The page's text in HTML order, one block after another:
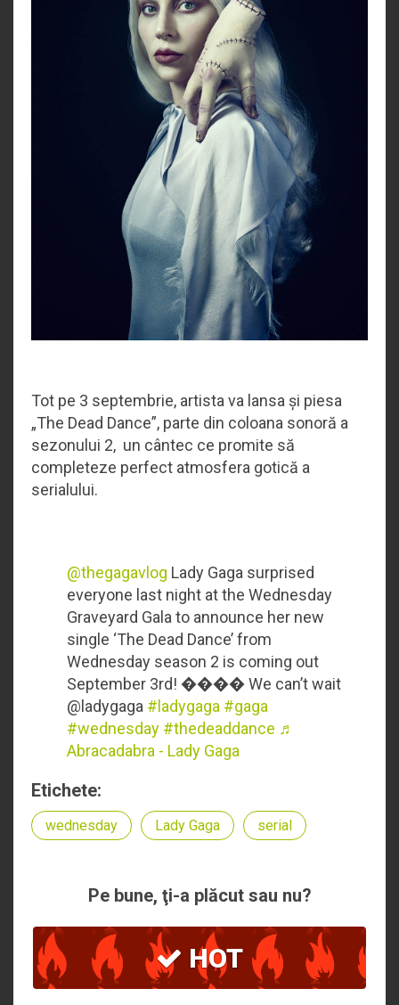
Tot pe 3 septembrie, artista va lansa și piesa
„The Dead Dance”, parte din coloana sonoră a
sezonului 2, un cântec ce promite să
completeze perfect atmosfera gotică a
serialului.
@thegagavlog Lady Gaga surprised
everyone last night at the Wednesday
Graveyard Gala to announce her new
single ‘The Dead Dance’ from
Wednesday season 2 is coming out
September 3rd! ���� We can’t wait
@ladygaga #ladygaga #gaga
#wednesday #thedeaddance ♬
Abracadabra - Lady Gaga
Etichete:
wednesday Lady Gaga serial
Pe bune, ţi-a plăcut sau nu?
HOT